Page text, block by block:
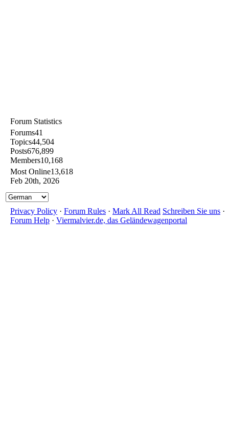
Forum Statistics
Forums41
Topics44,504
Posts676,899
Members10,168
Most Online13,618
Feb 20th, 2026
Privacy Policy · Forum Rules · Mark All Read Schreiben Sie uns ·
Forum Help · Viermalvier.de, das Geländewagenportal